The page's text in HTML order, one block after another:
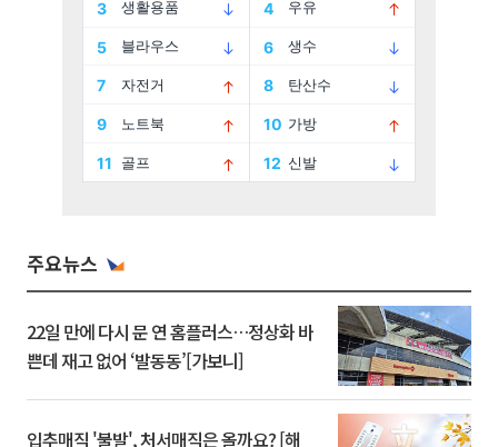
주요뉴스
22일 만에 다시 문 연 홈플러스…정상화 바
쁜데 재고 없어 ‘발동동’[가보니]
입추매직 '불발', 처서매직은 올까요? [해